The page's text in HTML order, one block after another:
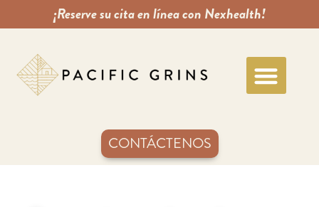
¡Reserve su cita en línea con Nexhealth!
CONTÁCTENOS